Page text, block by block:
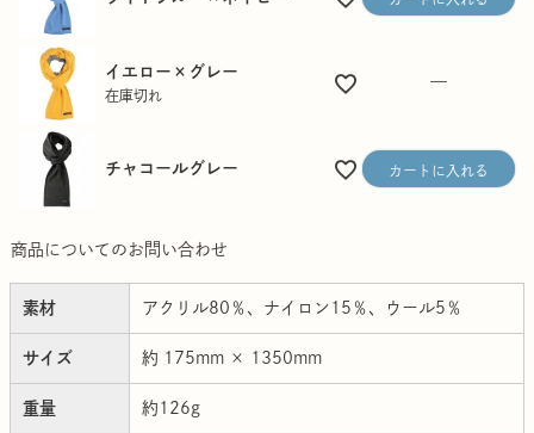
イエロー×グレー
在庫切れ
—
チャコールグレー カートに入れる
商品についてのお問い合わせ
素材 アクリル80％、ナイロン15％、ウール5％
サイズ 約 175mm × 1350mm
重量 約126g